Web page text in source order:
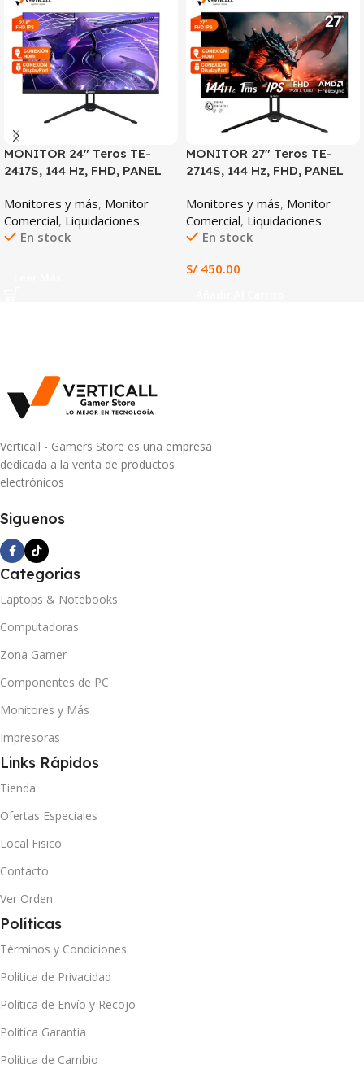
MONITOR 24″ Teros TE-
2417S, 144 Hz, FHD, PANEL
Monitores y más, Monitor
Comercial, Liquidaciones
En stock
MONITOR 27″ Teros TE-
2714S, 144 Hz, FHD, PANEL
Monitores y más, Monitor
Comercial, Liquidaciones
En stock
S/ 450.00
Verticall - Gamers Store es una empresa
dedicada a la venta de productos
electrónicos
Siguenos
Categorias
Laptops & Notebooks
Computadoras
Zona Gamer
Componentes de PC
Monitores y Más
Impresoras
Links Rápidos
Tienda
Ofertas Especiales
Local Fisico
Contacto
Ver Orden
Políticas
Términos y Condiciones
Política de Privacidad
Política de Envío y Recojo
Política Garantía
Política de Cambio